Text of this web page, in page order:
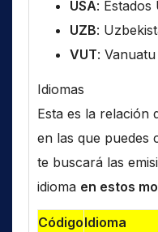
USA: Estados
UZB:
VUT: Vanuatu
Idiomas
Esta es la relación
en las que puedes
te buscará las
idioma en estos
CódigoIdioma